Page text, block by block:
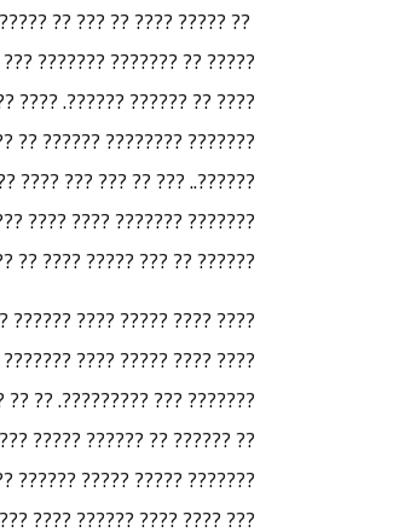
????? ????? ???? ?? ?????
???? ?? ?????? ?????? ?? ??
?? ?? ?????? ?? ????????
????? ?????? ??????? ???
??? ??????? ???????? ?????
???? ????? ??? ??????? ????
?????????? ???????.
?????? ??? ??? ???????
???? ?????? ?????? ??
???????? ??? ???????? ???
????? ????? ?????? ???? ??
???????? ?????. ???
??????? ????????? ????